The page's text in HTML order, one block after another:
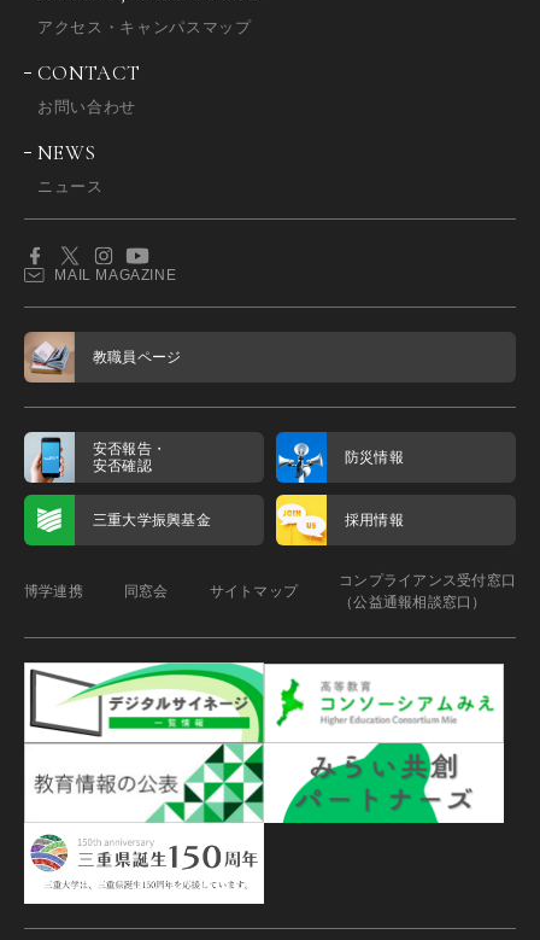
アクセス・キャンパスマップ
CONTACT
お問い合わせ
NEWS
ニュース
MAIL MAGAZINE
教職員ページ
安否報告・
安否確認
防災情報
三重大学振興基金 採用情報
博学連携 同窓会 サイトマップ
コンプライアンス受付窓口
（公益通報相談窓口）